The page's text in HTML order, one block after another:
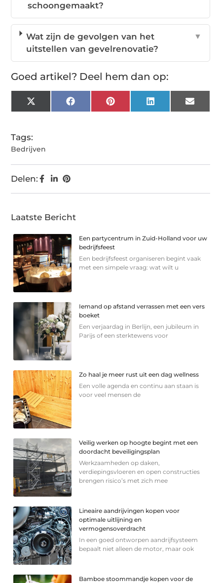
schoongemaakt?
Wat zijn de gevolgen van het
uitstellen van gevelrenovatie?
▼
Goed artikel? Deel hem dan op:
X
(Twitter)
FacebookPinterest LinkedIn Email
Tags:
Bedrijven
Delen:
Laatste Bericht
Een partycentrum in Zuid-Holland voor uw
bedrijfsfeest
Een bedrijfsfeest organiseren begint vaak
met een simpele vraag: wat wilt u
Iemand op afstand verrassen met een vers
boeket
Een verjaardag in Berlijn, een jubileum in
Parijs of een sterkte­wens voor
Zo haal je meer rust uit een dag wellness
Een volle agenda en continu aan staan is
voor veel mensen de
Veilig werken op hoogte begint met een
doordacht beveiligingsplan
Werkzaamheden op daken,
verdiepingsvloeren en open constructies
brengen risico’s met zich mee
Lineaire aandrijvingen kopen voor
optimale uitlijning en
vermogensoverdracht
In een goed ontworpen aandrijfsysteem
bepaalt niet alleen de motor, maar ook
Bamboe stoommandje kopen voor de